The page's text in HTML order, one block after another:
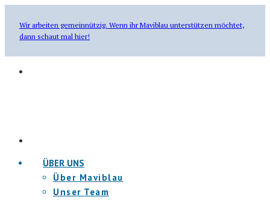
Wir arbeiten gemeinnützig. Wenn ihr Maviblau unterstützen möchtet,
dann schaut mal hier!
ÜBER UNS
Über Maviblau
Unser Team